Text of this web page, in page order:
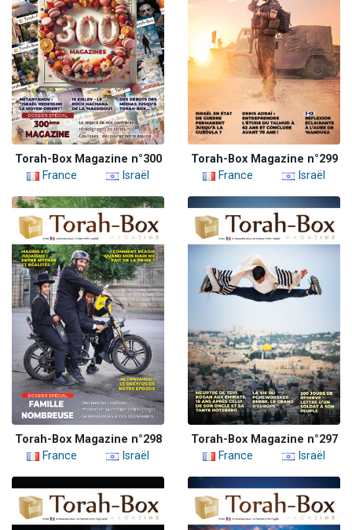
Torah-Box Magazine n°300
France
Israël
Torah-Box Magazine n°299
France
Israël
Torah-Box Magazine n°298
France
Israël
Torah-Box Magazine n°297
France
Israël